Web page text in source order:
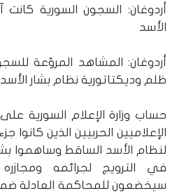
أردوغان: السجون السورية
الأسد
أردوغان: المشاهد المروّعة
ظلم وديكتاتورية نظام بشار الأسد
حساب وزارة الإعلام السورية
الإعلاميين الحربيين الذين كانوا
لنظام الأسد الساقط وساهموا
في الترويج لجرائمه
سيخضعون للمحاكمة العادلة ضمن